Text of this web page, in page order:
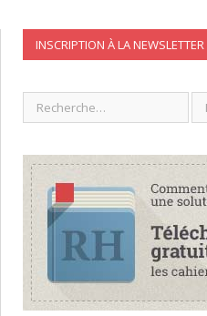
INSCRIPTION À LA NEWSLETTER